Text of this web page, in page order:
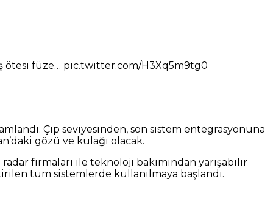
ötesi füze… pic.twitter.com/H3Xq5m9tg0
Çip seviyesinden, son sistem entegrasyonuna
gözü ve kulağı olacak.
firmaları ile teknoloji bakımından yarışabilir
tüm sistemlerde kullanılmaya başlandı.